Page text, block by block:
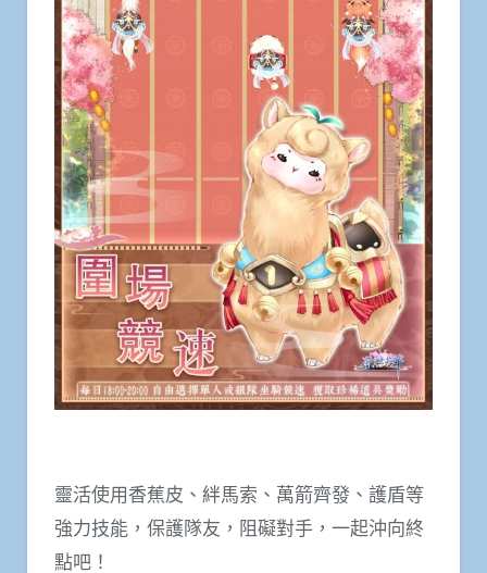
靈活使用香蕉皮、絆馬索、萬箭齊發、護盾等
強力技能，保護隊友，阻礙對手，一起沖向終
點吧！